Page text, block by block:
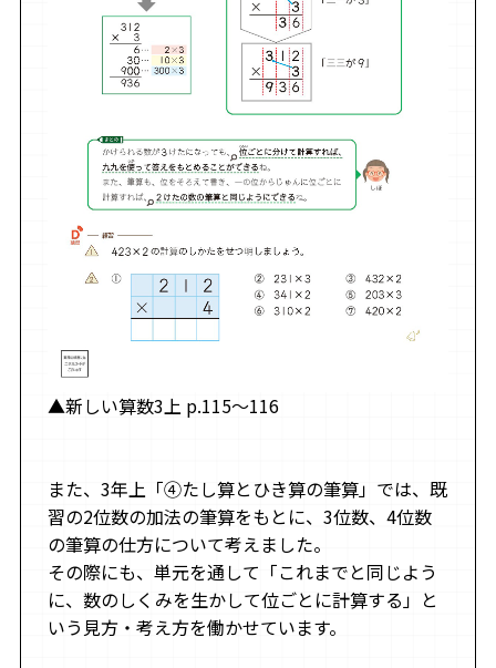
▲新しい算数3上 p.115～116
また、3年上「④たし算とひき算の筆算」では、既
習の2位数の加法の筆算をもとに、3位数、4位数
の筆算の仕方について考えました。
その際にも、単元を通して「これまでと同じよう
に、数のしくみを生かして位ごとに計算する」と
いう見方・考え方を働かせています。